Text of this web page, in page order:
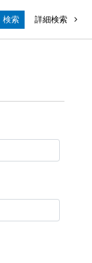
検索 詳細検索